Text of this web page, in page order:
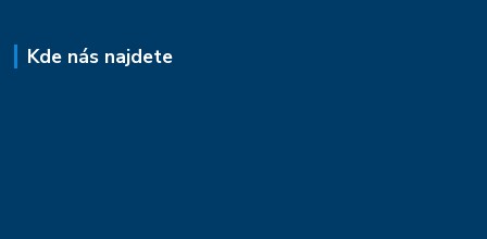
Kde nás najdete